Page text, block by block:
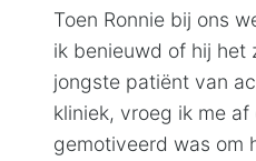
Toen Ronnie bij ons
ik benieuwd of hij het
jongste patiënt van
kliniek, vroeg ik me
gemotiveerd was om